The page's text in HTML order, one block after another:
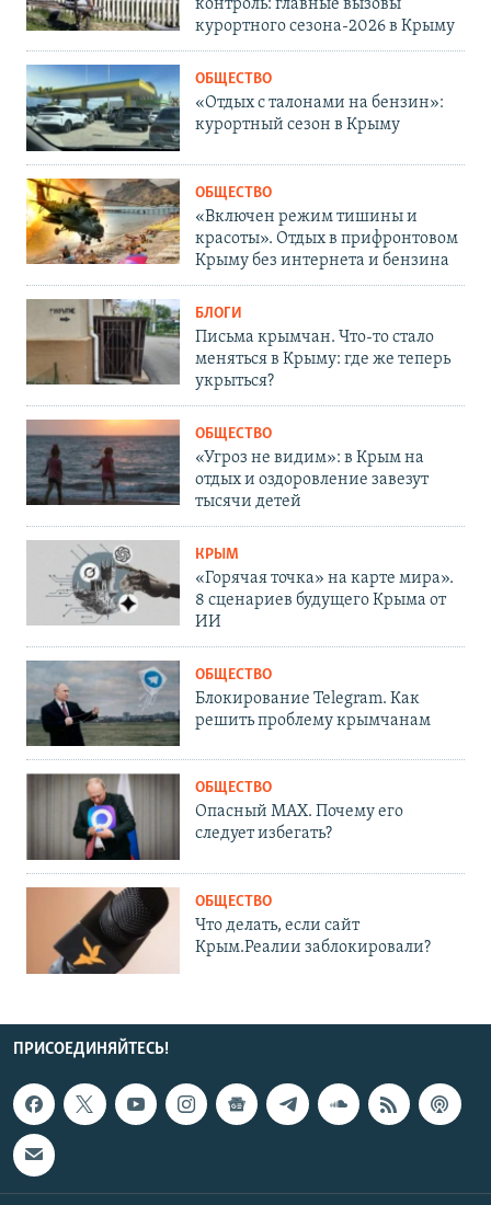
контроль: главные вызовы
курортного сезона-2026 в Крыму
ОБЩЕСТВО
«Отдых с талонами на бензин»:
курортный сезон в Крыму
ОБЩЕСТВО
«Включен режим тишины и
красоты». Отдых в прифронтовом
Крыму без интернета и бензина
БЛОГИ
Письма крымчан. Что-то стало
меняться в Крыму: где же теперь
укрыться?
ОБЩЕСТВО
«Угроз не видим»: в Крым на
отдых и оздоровление завезут
тысячи детей
КРЫМ
«Горячая точка» на карте мира».
8 сценариев будущего Крыма от
ИИ
ОБЩЕСТВО
Блокирование Telegram. Как
решить проблему крымчанам
ОБЩЕСТВО
Опасный MAX. Почему его
следует избегать?
ОБЩЕСТВО
Что делать, если сайт
Крым.Реалии заблокировали?
ПРИСОЕДИНЯЙТЕСЬ!